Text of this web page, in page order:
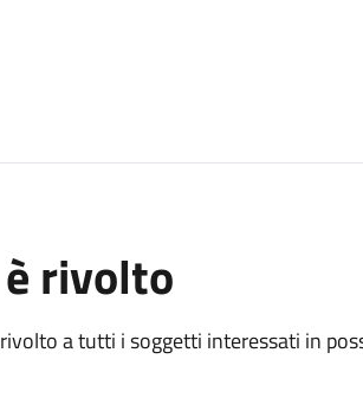
rivolto
a tutti i soggetti interessati in